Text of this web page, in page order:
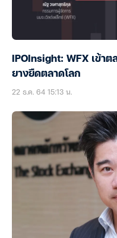
IPOInsight: WFX เข้า
ยางยืดตลาดโลก
22 ธ.ค. 64 15:13 น.